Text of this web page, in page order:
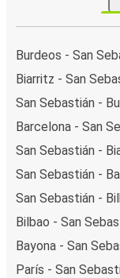
Burdeos - San
Biarritz - San
San Sebastián -
Barcelona - San
San Sebastián -
San Sebastián -
San Sebastián -
Bilbao - San
Bayona - San
París - San